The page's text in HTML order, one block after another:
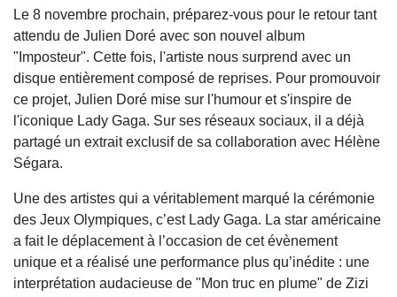
Le 8 novembre prochain, préparez-vous pour le retour tant
attendu de Julien Doré avec son nouvel album
"Imposteur". Cette fois, l'artiste nous surprend avec un
disque entièrement composé de reprises. Pour promouvoir
ce projet, Julien Doré mise sur l'humour et s'inspire de
l'iconique Lady Gaga. Sur ses réseaux sociaux, il a déjà
partagé un extrait exclusif de sa collaboration avec Hélène
Ségara.
Une des artistes qui a véritablement marqué la cérémonie
des Jeux Olympiques, c’est Lady Gaga. La star américaine
a fait le déplacement à l’occasion de cet évènement
unique et a réalisé une performance plus qu’inédite : une
interprétation audacieuse de "Mon truc en plume" de Zizi